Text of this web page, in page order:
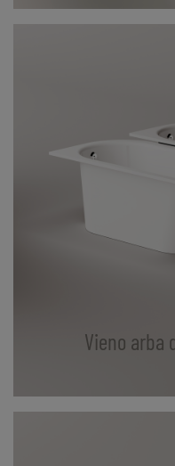
Vieno arba